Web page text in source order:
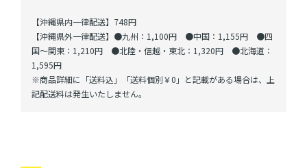
【沖縄県内一律配送】748円
【沖縄県外一律配送】●九州：1,100円 ●中国：1,155円 ●四
国～関東：1,210円 ●北陸・信越・東北：1,320円 ●北海道：
1,595円
※商品詳細に「送料込」「送料個別￥0」と記載がある場合は、上
記配送料は発生いたしません。